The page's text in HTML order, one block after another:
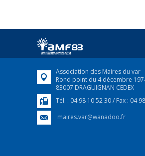
Afin d’accompagner au mieux les
FEUILLETER
Association des Maires du var
Rond point du 4 décembre
83007 DRAGUIGNAN CEDEX
Tél. : 04 98 10 52 30 / Fax : 04
maires.var@wanadoo.fr